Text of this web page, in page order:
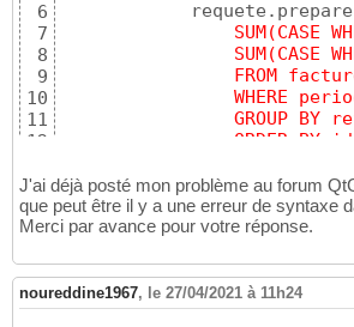
6
7
8
9
10
11
12
14
15
16
18
19
20
            requete.prepare
SUM(CASE
SUM(CASE
FROM
WHERE
GROUP BY
ORDER BY
            requete.
exec()
J'ai déjà posté mon problème au forum
que peut être il y a une erreur de syntaxe
Merci par avance pour votre réponse.
noureddine1967, le 27/04/2021 à 11h24